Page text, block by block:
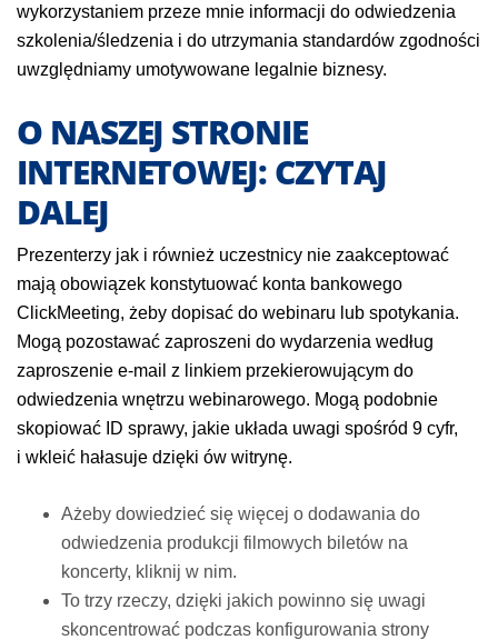
wykorzystaniem przeze mnie informacji do odwiedzenia
szkolenia/śledzenia i do utrzymania standardów zgodności
uwzględniamy umotywowane legalnie biznesy.
O NASZEJ STRONIE
INTERNETOWEJ: CZYTAJ
DALEJ
Prezenterzy jak i również uczestnicy nie zaakceptować
mają obowiązek konstytuować konta bankowego
ClickMeeting, żeby dopisać do webinaru lub spotykania.
Mogą pozostawać zaproszeni do wydarzenia według
zaproszenie e-mail z linkiem przekierowującym do
odwiedzenia wnętrzu webinarowego. Mogą podobnie
skopiować ID sprawy, jakie układa uwagi spośród 9 cyfr,
i wkleić hałasuje dzięki ów witrynę.
Ażeby dowiedzieć się więcej o dodawania do
odwiedzenia produkcji filmowych biletów na
koncerty, kliknij w nim.
To trzy rzeczy, dzięki jakich powinno się uwagi
skoncentrować podczas konfigurowania strony